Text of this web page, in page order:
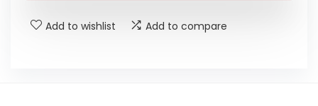
Add to wishlist Add to compare